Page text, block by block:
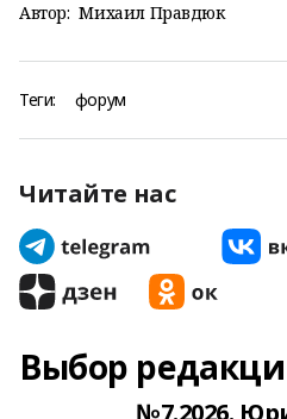
Автор: Михаил Правдюк
Теги: форум
Читайте нас
Выбор
№7.2026.